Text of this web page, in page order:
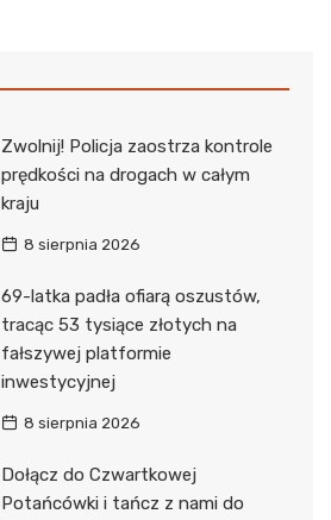
Zwolnij! Policja zaostrza kontrole
prędkości na drogach w całym
kraju
8 sierpnia 2026
69-latka padła ofiarą oszustów,
tracąc 53 tysiące złotych na
fałszywej platformie
inwestycyjnej
8 sierpnia 2026
Dołącz do Czwartkowej
Potańcówki i tańcz z nami do